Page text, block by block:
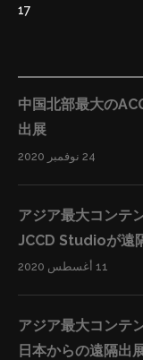
17
中国北部最大の
出展
24 نوفمبر 2020
アジア最大コンテ
JCCD Studioが遠
11 أغسطس 2020
アジア最大コンテ
日本からの遠隔出